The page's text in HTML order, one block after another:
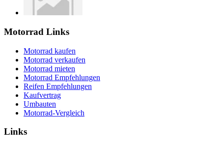
Motorrad Links
Motorrad kaufen
Motorrad verkaufen
Motorrad mieten
Motorrad Empfehlungen
Reifen Empfehlungen
Kaufvertrag
Umbauten
Motorrad-Vergleich
Links